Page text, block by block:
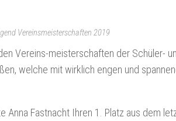
Vereinsmeisterschaften 2019
Vereins-meisterschaften der Schüler-
welche mit wirklich engen und
Anna Fastnacht Ihren 1. Platz aus dem